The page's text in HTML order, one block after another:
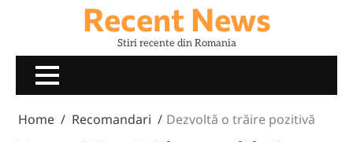
Recent News
Stiri recente din Romania
Home Recomandari Dezvoltă o trăire pozitivă